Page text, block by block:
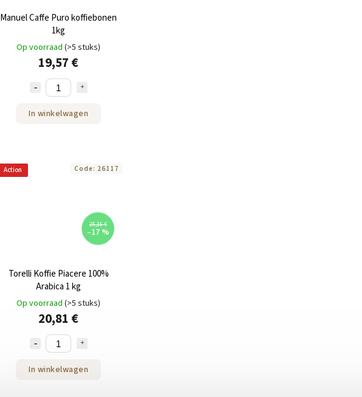
Manuel Caffe Puro koffiebonen
1kg
Op voorraad (>5 stuks)
19,57 €
In winkelwagen
Action
25,16 €
–17 %
Torelli Koffie Piacere 100%
Arabica 1 kg
Op voorraad (>5 stuks)
20,81 €
In winkelwagen
Code: 26117